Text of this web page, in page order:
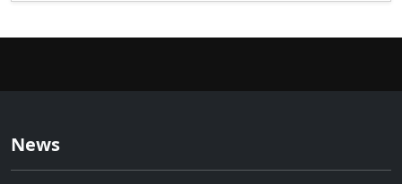
News